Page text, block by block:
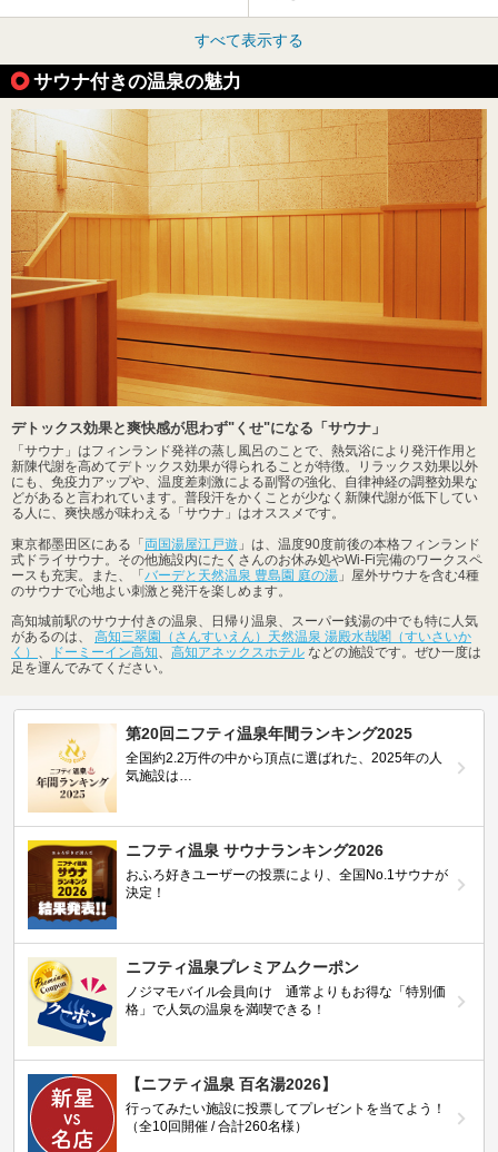
すべて表示する
サウナ付きの温泉の魅力
デトックス効果と爽快感が思わず"くせ"になる「サウナ」
「サウナ」はフィンランド発祥の蒸し風呂のことで、熱気浴により発汗作用と
新陳代謝を高めてデトックス効果が得られることが特徴。リラックス効果以外
にも、免疫力アップや、温度差刺激による副腎の強化、自律神経の調整効果な
どがあると言われています。普段汗をかくことが少なく新陳代謝が低下してい
る人に、爽快感が味わえる「サウナ」はオススメです。
東京都墨田区にある「 両国湯屋江戸遊 」は、温度90度前後の本格フィンランド
式ドライサウナ。その他施設内にたくさんのお休み処やWi-Fi完備のワークスペ
ースも充実。また、「 バーデと天然温泉 豊島園 庭の湯 」屋外サウナを含む4種
のサウナで心地よい刺激と発汗を楽しめます。
高知城前駅のサウナ付きの温泉、日帰り温泉、スーパー銭湯の中でも特に人気
があるのは、 高知三翠園（さんすいえん）天然温泉 湯殿水哉閣（すいさいか
く） 、 ドーミーイン高知、 高知アネックスホテル などの施設です。ぜひ一度は
足を運んでみてください。
第20回ニフティ温泉年間ランキング2025
全国約2.2万件の中から頂点に選ばれた、2025年の人
気施設は…
ニフティ温泉 サウナランキング2026
おふろ好きユーザーの投票により、全国No.1サウナが
決定！
ニフティ温泉プレミアムクーポン
ノジマモバイル会員向け 通常よりもお得な「特別価
格」で人気の温泉を満喫できる！
【ニフティ温泉 百名湯2026】
行ってみたい施設に投票してプレゼントを当てよう！
（全10回開催 / 合計260名様）